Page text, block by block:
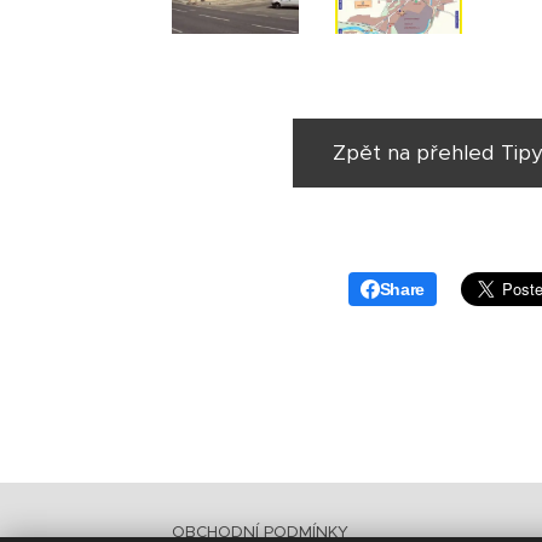
Zpět na přehled
Share
OBCHODNÍ PODMÍNKY